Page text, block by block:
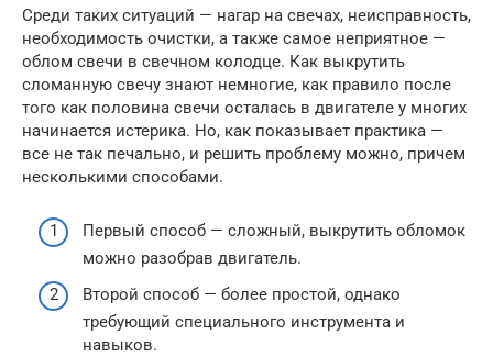
Среди таких ситуаций — нагар на свечах, неисправность,
необходимость очистки, а также самое неприятное —
облом свечи в свечном колодце. Как выкрутить
сломанную свечу знают немногие, как правило после
того как половина свечи осталась в двигателе у многих
начинается истерика. Но, как показывает практика —
все не так печально, и решить проблему можно, причем
несколькими способами.
Первый способ — сложный, выкрутить обломок
можно разобрав двигатель.
Второй способ — более простой, однако
требующий специального инструмента и
навыков.